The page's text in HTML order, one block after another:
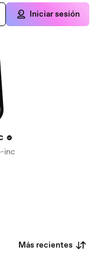
Iniciar sesión
inc
Más recientes